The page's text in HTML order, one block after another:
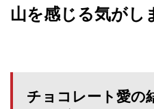
山を感じる気がし
チョコレート愛の